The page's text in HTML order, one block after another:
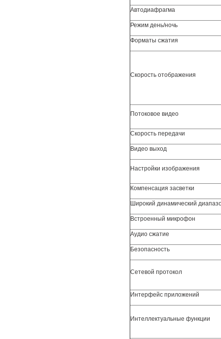
Автодиафрагма
Режим день/ночь
Форматы сжатия
Скорость отображения
Потоковое видео
Скорость передачи
Видео выход
Настройки изображения
Компенсация засветки
Широкий динамический
Встроенный микрофон
Аудио сжатие
Безопасность
Сетевой протокол
Интерфейс приложений
Интеллектуальные функции